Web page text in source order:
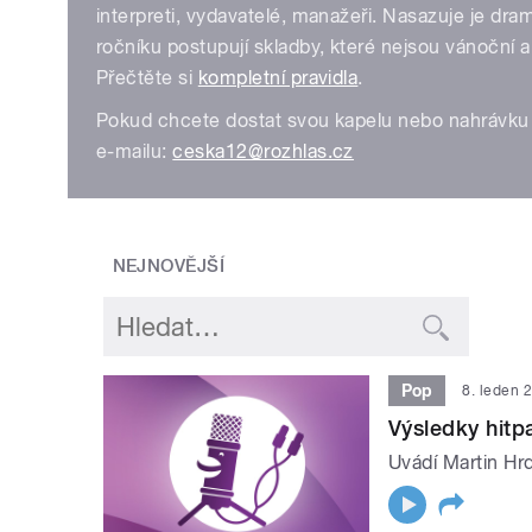
interpreti, vydavatelé, manažeři. Nasazuje je
ročníku postupují skladby, které nejsou vánoční
Přečtěte si kompletní pravidla.
Pokud chcete dostat svou kapelu nebo
e-mailu:ceska12@rozhlas.cz
NEJNOVĚJŠÍ
Pop 8. leden
Výsledky
Uvádí Martin